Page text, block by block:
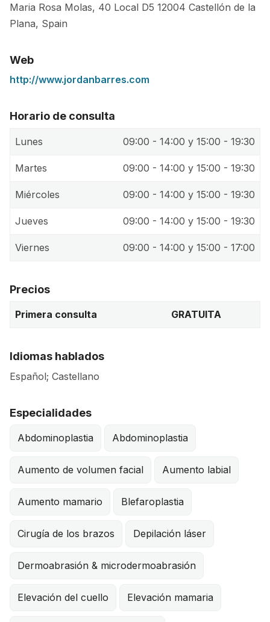
Maria Rosa Molas, 40 Local D5 12004 Castellón de la
Plana, Spain
Web
http://www.jordanbarres.com
Horario de consulta
Lunes 09:00 - 14:00 y 15:00 - 19:30
Martes 09:00 - 14:00 y 15:00 - 19:30
Miércoles 09:00 - 14:00 y 15:00 - 19:30
Jueves 09:00 - 14:00 y 15:00 - 19:30
Viernes 09:00 - 14:00 y 15:00 - 17:00
Precios
Primera consulta GRATUITA
Idiomas hablados
Español; Castellano
Especialidades
Abdominoplastia Abdominoplastia
Aumento de volumen facial Aumento labial
Aumento mamario Blefaroplastia
Cirugía de los brazos Depilación láser
Dermoabrasión & microdermoabrasión
Elevación del cuello Elevación mamaria